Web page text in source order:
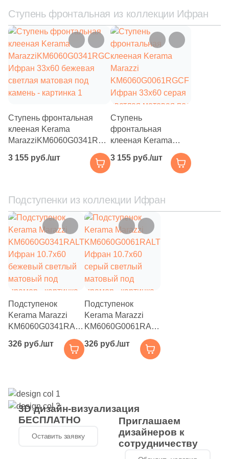
Розовый ( 54)
Серебро (54)
Серый (54)
Синий (54)
Сиреневый (
Слоновая кость (54)
Терракотовый (54)
Фиолетовый (
Хаки (54)
Черный (54)
Шоколадный (54)
Продолжить поиск в каталоге
Ступень фронтальная из коллекции Ифран
Ступень фронтальная
клееная Kerama
MarazziKM6060G0341RGCF
светлая матовая под
3 155 руб./шт
Ступень
фронтальная
клееная Kerama
KM6060G0061RGCF
Ифран 33x60 серая
камень
3 155 руб./шт
Подступенки из коллекции Ифран
Подступенок
Kerama Marazzi
KM6060G0341RALT
бежевый светлый
326 руб./шт
Подступенок
Kerama Marazzi
KM6060G0061RALT
серый светлый
326 руб./шт
3D дизайн-визуализация
БЕСПЛАТНО
Оставить заявку
Приглашаем
дизайнеров к
сотрудничеству